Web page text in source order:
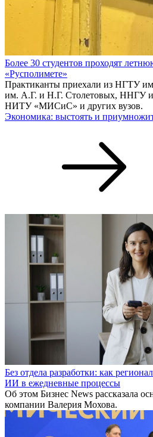
Более 30 студентов проходят
«Русполимете»
Практиканты приехали из НГТУ
им. А.Г. и Н.Г. Столетовых, ННГУ
НИТУ «МИСиС» и других вузов.
Экономика: выстоять и
Без отдела разработки: как
ИИ в ежедневные процессы
Об этом Бизнес News рассказала
компании Валерия Мохова.